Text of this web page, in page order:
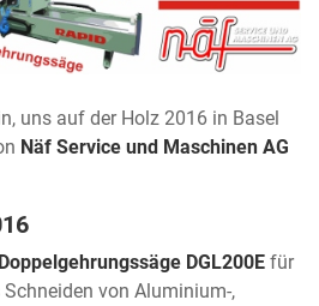
uns auf der Holz 2016 in Basel
Näf Service und Maschinen AG
Doppelgehrungssäge DGL200E für
von Aluminium-,